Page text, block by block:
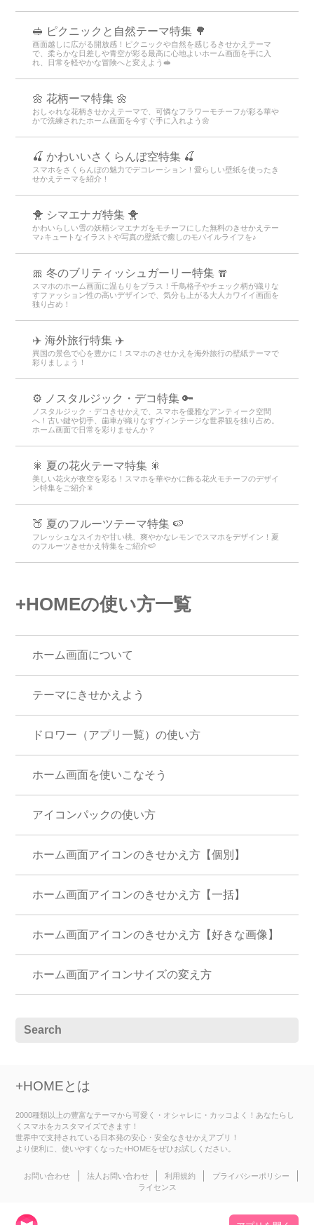
🥪 ピクニックと自然テーマ特集 🌳
画面越しに広がる開放感！ピクニックや自然を感じるきせかえテーマ
で、柔らかな日差しや青空が彩る最高に心地よいホーム画面を手に入
れ、日常を軽やかな冒険へと変えよう🥪
🌼 花柄ーマ特集 🌼
おしゃれな花柄きせかえテーマで、可憐なフラワーモチーフが彩る華や
かで洗練されたホーム画面を今すぐ手に入れよう🌼
🍒 かわいいさくらんぼ空特集 🍒
スマホをさくらんぼの魅力でデコレーション！愛らしい壁紙を使ったき
せかえテーマを紹介！
🐥 シマエナガ特集 🐥
かわいらしい雪の妖精シマエナガをモチーフにした無料のきせかえテー
マ♪キュートなイラストや写真の壁紙で癒しのモバイルライフを♪
🎀 冬のブリティッシュガーリー特集 🧣
スマホのホーム画面に温もりをプラス！千鳥格子やチェック柄が織りな
すファッション性の高いデザインで、気分も上がる大人カワイイ画面を
独り占め！
✈️ 海外旅行特集 ✈️
異国の景色で心を豊かに！スマホのきせかえを海外旅行の壁紙テーマで
彩りましょう！
⚙️ ノスタルジック・デコ特集 🔑
ノスタルジック・デコきせかえで、スマホを優雅なアンティーク空間
へ！古い鍵や切手、歯車が織りなすヴィンテージな世界観を独り占め。
ホーム画面で日常を彩りませんか？
🎇 夏の花火テーマ特集 🎇
美しい花火が夜空を彩る！スマホを華やかに飾る花火モチーフのデザイ
ン特集をご紹介🎇
🍑 夏のフルーツテーマ特集 🍉
フレッシュなスイカや甘い桃、爽やかなレモンでスマホをデザイン！夏
のフルーツきせかえ特集をご紹介🍉
+HOMEの使い方一覧
ホーム画面について
テーマにきせかえよう
ドロワー（アプリ一覧）の使い方
ホーム画面を使いこなそう
アイコンパックの使い方
ホーム画面アイコンのきせかえ方【個別】
ホーム画面アイコンのきせかえ方【一括】
ホーム画面アイコンのきせかえ方【好きな画像】
ホーム画面アイコンサイズの変え方
+HOMEとは
2000種類以上の豊富なテーマから可愛く・オシャレに・カッコよく！あなたらし
くスマホをカスタマイズできます！
世界中で支持されている日本発の安心・安全なきせかえアプリ！
より便利に、使いやすくなった+HOMEをぜひお試しください。
お問い合わせ 法人お問い合わせ 利用規約
プライバシーポリシー
ライセンス